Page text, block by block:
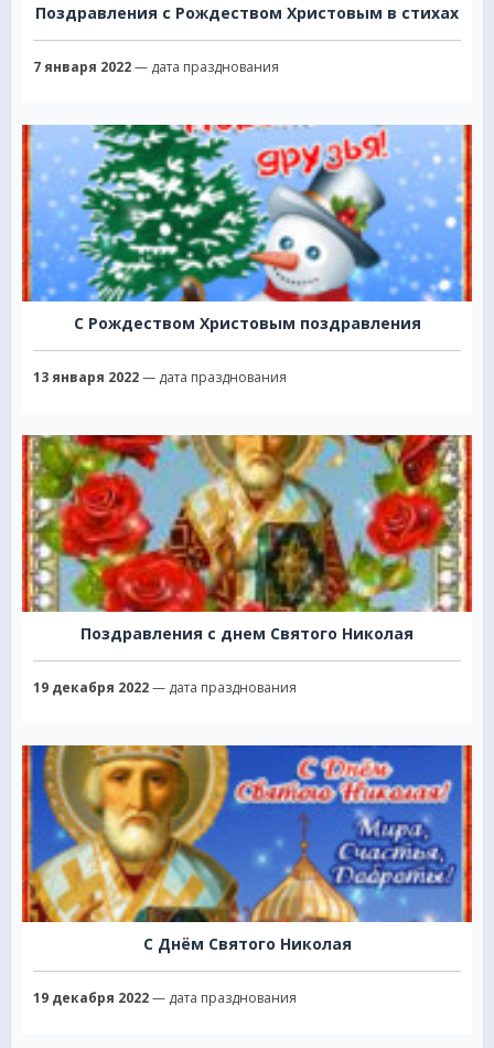
Поздравления с Рождеством Христовым в стихах
7 января 2022— дата празднования
С Рождеством Христовым поздравления
13 января 2022— дата празднования
Поздравления с днем Святого Николая
19 декабря 2022— дата празднования
С Днём Святого Николая
19 декабря 2022— дата празднования